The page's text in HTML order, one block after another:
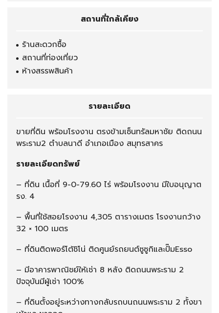
สถานที่ใกล้เคียง
ร้านสะดวกซื้อ
สถานที่ท่องเที่ยว
ห้างสรรพสินค้า
รายละเอียด
ขายที่ดิน พร้อมโรงงาน ตรงข้ามเซ็นทรัลมหาชัย ติดถนน
พระราม2 ตำบลนาดี อำเภอเมือง สมุทรสาคร
รายละเอียดทรัพย์
– ที่ดิน เนื้อที่ 9-0-79.60 ไร่ พร้อมโรงงาน มีใบอนุญาต
รง. 4
– พื้นที่ใช้สอยโรงงาน 4,305 ตารางเมตร โรงงานกว้าง
32 × 100 เมตร
– ที่ดินติดพอร์โต้ชิโน่ ติดศูนย์รถยนต์ซูซูกิและปั๊มEsso
– มีอาคารพาณิชย์ให้เช่า 8 หลัง ติดถนนพระราม 2
ปัจจุบันมีผู้เช่า 100%
– ที่ดินตั้งอยู่ระหว่างทางกลับรถบนถนนพระราม 2 ทั้งขา